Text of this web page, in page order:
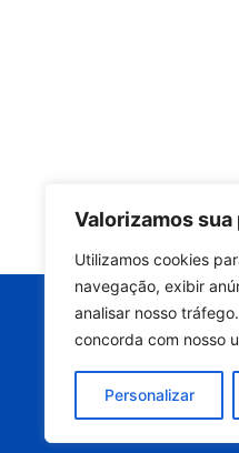
Valorizamos
Utilizamos cookies
navegação, exibir
analisar nosso
concorda com nosso
Personalizar